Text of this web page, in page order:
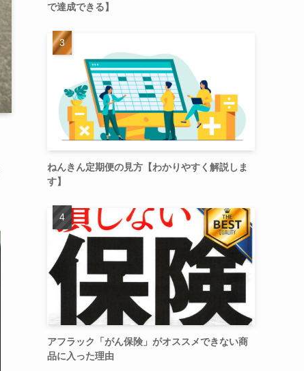
で達成できる】
ねんきん定期便の見方【わかりやすく解説しま
す】
アフラック「がん保険」がオススメできない商
品に入った理由